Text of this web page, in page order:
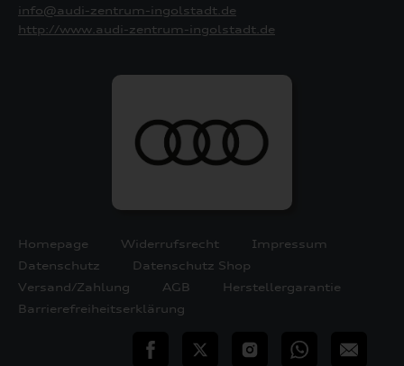
info@audi-zentrum-ingolstadt.de
http://www.audi-zentrum-ingolstadt.de
Homepage Widerrufsrecht
Impressum
Datenschutz
Datenschutz Shop
Versand/Zahlung
AGB
Herstellergarantie
Barrierefreiheitserklärung
teilen Twitter InstagramWhatsApp
E-